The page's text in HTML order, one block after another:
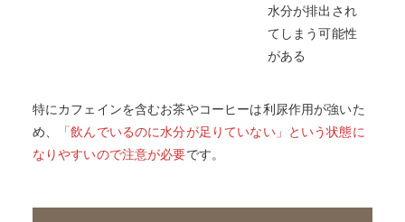
水分が排出され
てしまう可能性
がある
特にカフェインを含むお茶やコーヒーは利尿作用が強いた
め、
「飲んでいるのに水分が足りていない」という状態に
なりやすいので注意が必要です。